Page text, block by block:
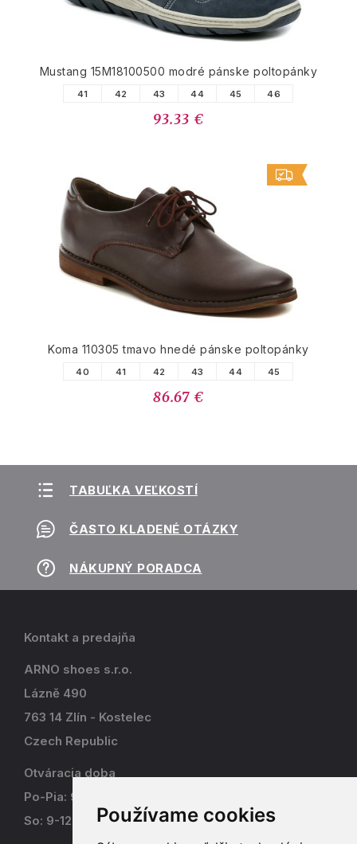
Používame cookies
Mustang 15M18100500 modré pánske poltopánky
41 42 43 44 45 46
93.33 €
Koma 110305 tmavo hnedé pánske poltopánky
40 41 42 43 44 45
86.67 €
TABUĽKA VEĽKOSTÍ
ČASTO KLADENÉ OTÁZKY
NÁKUPNÝ PORADCA
Kontakt a predajňa
ARNO shoes s.r.o.
Lázně 490
763 14 Zlín - Kostelec
Czech Republic
Otváracia doba
Po-Pia: 9-17
So: 9-12